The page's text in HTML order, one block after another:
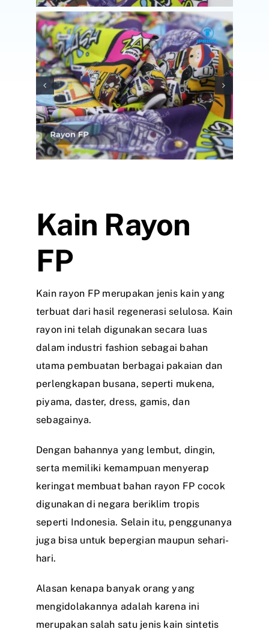
Search
Kain Rayon
FP
Kain rayon FP merupakan jenis kain yang
terbuat dari hasil regenerasi selulosa. Kain
rayon ini telah digunakan secara luas
dalam industri fashion sebagai bahan
utama pembuatan berbagai pakaian dan
perlengkapan busana, seperti mukena,
piyama, daster, dress, gamis, dan
sebagainya.
Dengan bahannya yang lembut, dingin,
serta memiliki kemampuan menyerap
keringat membuat bahan rayon FP cocok
digunakan di negara beriklim tropis
seperti Indonesia. Selain itu, penggunanya
juga bisa untuk bepergian maupun sehari-
hari.
Alasan kenapa banyak orang yang
mengidolakannya adalah karena ini
merupakan salah satu jenis kain sintetis